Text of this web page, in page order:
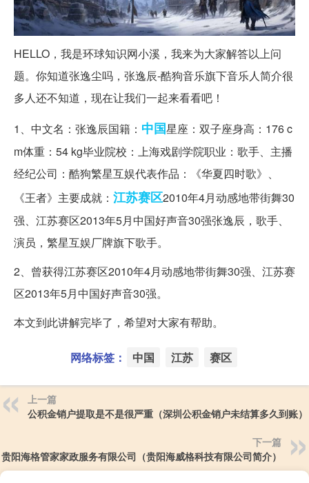
HELLO，我是环球知识网小溪，我来为大家解答以上问
题。你知道张逸尘吗，张逸辰-酷狗音乐旗下音乐人简介很
多人还不知道，现在让我们一起来看看吧！
1、中文名：张逸辰国籍： 中国星座：双子座身高：176 c
m体重：54 kg毕业院校：上海戏剧学院职业：歌手、主播
经纪公司：酷狗繁星互娱代表作品：《华夏四时歌》、
《王者》主要成就： 江苏赛区2010年4月动感地带街舞30
强、江苏赛区2013年5月中国好声音30强张逸辰，歌手、
演员，繁星互娱厂牌旗下歌手。
2、曾获得江苏赛区2010年4月动感地带街舞30强、江苏赛
区2013年5月中国好声音30强。
本文到此讲解完毕了，希望对大家有帮助。
网络标签： 中国 江苏 赛区
上一篇
公积金销户提取是不是很严重（深圳公积金销户未结算多久到账）
下一篇
贵阳海格管家家政服务有限公司（贵阳海威格科技有限公司简介）